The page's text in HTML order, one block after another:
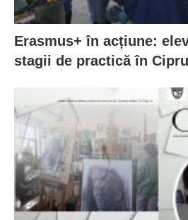
Erasmus+ în acțiune:
stagii de practică în Cipru